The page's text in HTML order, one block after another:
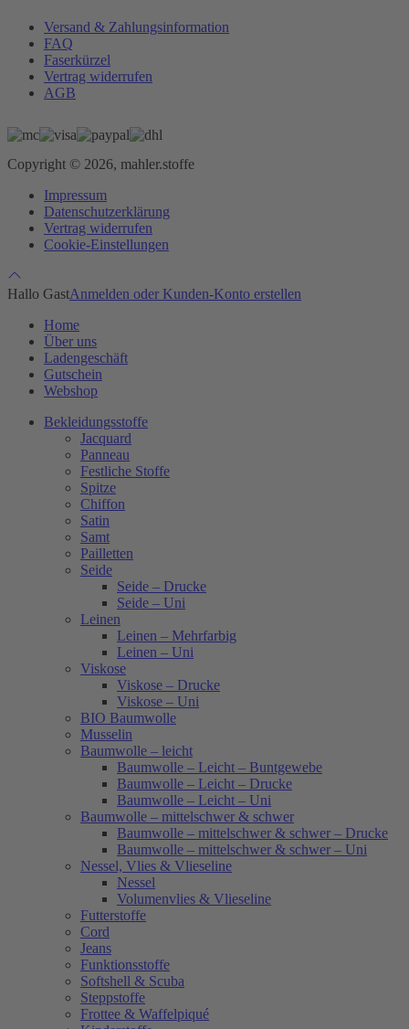
Versand & Zahlungsinformation
FAQ
Faserkürzel
Vertrag widerrufen
AGB
Copyright © 2026, mahler.stoffe
Impressum
Datenschutzerklärung
Vertrag widerrufen
Cookie-Einstellungen
Hallo GastAnmelden oder Kunden-Konto erstellen
Home
Über uns
Ladengeschäft
Gutschein
Webshop
Bekleidungsstoffe
Jacquard
Panneau
Festliche Stoffe
Spitze
Chiffon
Satin
Samt
Pailletten
Seide
Seide – Drucke
Seide – Uni
Leinen
Leinen – Mehrfarbig
Leinen – Uni
Viskose
Viskose – Drucke
Viskose – Uni
BIO Baumwolle
Musselin
Baumwolle – leicht
Baumwolle – Leicht – Buntgewebe
Baumwolle – Leicht – Drucke
Baumwolle – Leicht – Uni
Baumwolle – mittelschwer & schwer
Baumwolle – mittelschwer & schwer – Drucke
Baumwolle – mittelschwer & schwer – Uni
Nessel, Vlies & Vlieseline
Nessel
Volumenvlies & Vlieseline
Futterstoffe
Cord
Jeans
Funktionsstoffe
Softshell & Scuba
Steppstoffe
Frottee & Waffelpiqué